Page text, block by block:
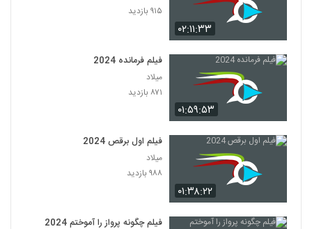
۰۲:۱۱:۳۳
۹۱۵ بازدید
۰۱:۵۹:۵۳
فیلم فرمانده 2024
میلاد
۸۷۱ بازدید
۰۱:۳۸:۲۲
فیلم اول برقص 2024
میلاد
۹۸۸ بازدید
فیلم چگونه پرواز را آموختم 2024